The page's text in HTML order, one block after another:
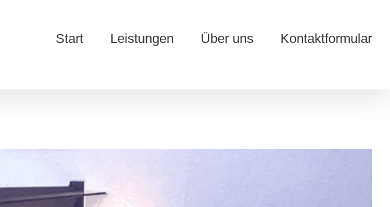
Start Leistungen Über uns Kontaktformular